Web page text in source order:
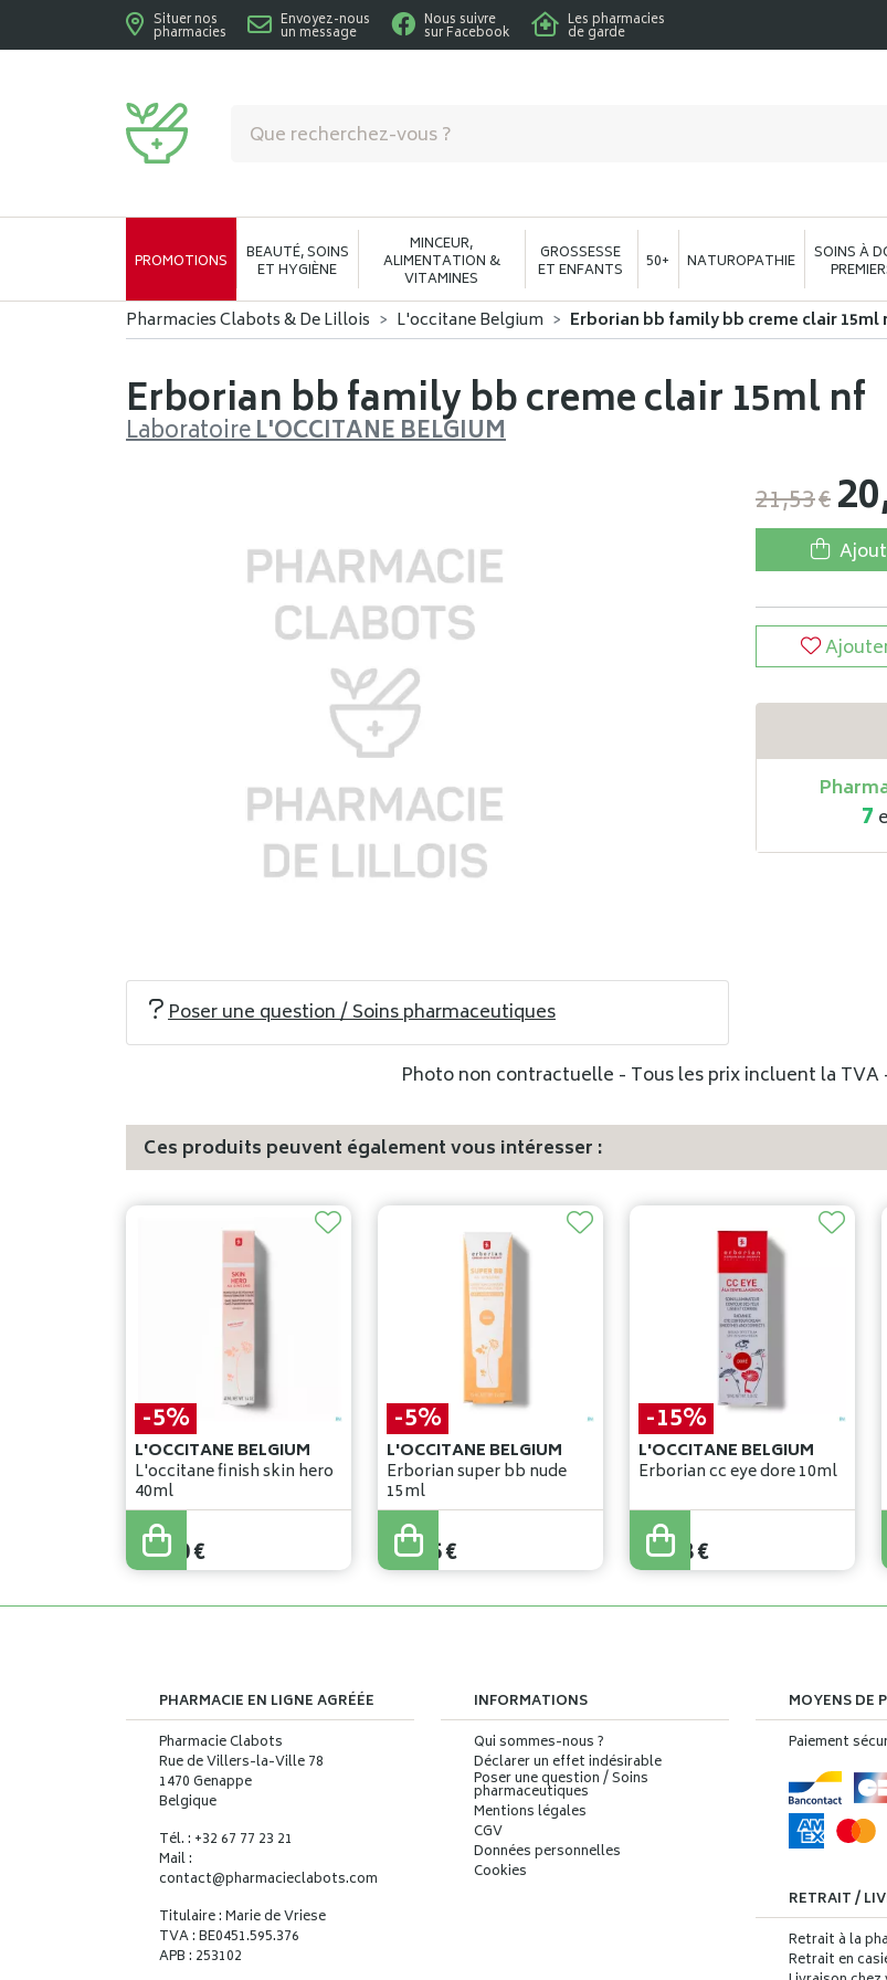
Situer nos
pharmacies
Envoyez-nous
un message
Nous suivre
sur Facebook
Les pharmacies
de garde
PROMOTIONS BEAUTÉ, SOINS
ET HYGIÈNE
MINCEUR,
ALIMENTATION &
VITAMINES
GROSSESSE
ET ENFANTS 50+ NATUROPATHIE SOINS À
Pharmacies Clabots & De Lillois L'occitane Belgium Erborian bb family bb creme clair 15ml
Erborian bb family bb creme clair 15ml nf
LaboratoireL'OCCITANE BELGIUM
21,53€20
7
Poser une question / Soins pharmaceutiques
Photo non contractuelle - Tous les prix incluent la TVA
Ces produits peuvent également vous intéresser :
-5%
L'OCCITANE BELGIUM
L'occitane finish skin hero
40ml
44,00
41,80€
-5%
L'OCCITANE BELGIUM
Erborian super bb nude
15ml
22,90
21,75€
-15%
L'OCCITANE BELGIUM
Erborian cc eye dore 10ml
31,04
26,38€
PHARMACIE EN LIGNE AGRÉÉE
Pharmacie Clabots
Rue de Villers-la-Ville 78
1470 Genappe
Belgique
Tél. : +32 67 77 23 21
Mail :
contact@pharmacieclabots.com
Titulaire : Marie de Vriese
TVA : BE0451.595.376
APB : 253102
INFORMATIONS
Qui sommes-nous ?
Déclarer un effet indésirable
Poser une question / Soins
pharmaceutiques
Mentions légales
CGV
Données personnelles
Cookies
MOYENS DE
Paiement
RETRAIT /
Retrait à la
Retrait en